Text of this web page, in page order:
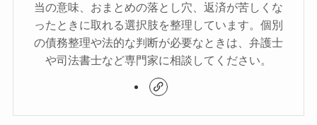
当の意味、おまとめの落とし穴、返済が苦しくな
ったときに取れる選択肢を整理しています。個別
の債務整理や法的な判断が必要なときは、弁護士
や司法書士など専門家に相談してください。